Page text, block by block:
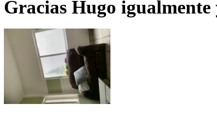
Gracias Hugo igualmente